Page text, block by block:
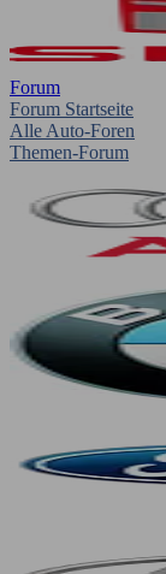
Forum
Forum Startseite
Alle Auto-Foren
Themen-Forum